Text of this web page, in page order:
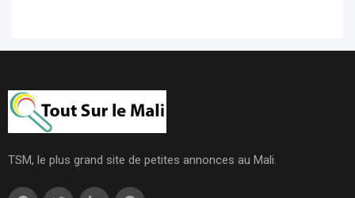
TSM, le plus grand site de petites annonces au Mali.